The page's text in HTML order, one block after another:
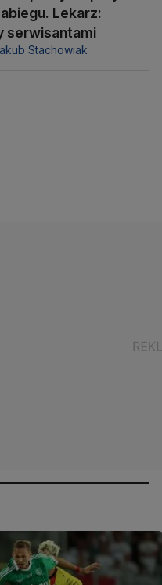
Lekarz:
serwisantami
Stachowiak